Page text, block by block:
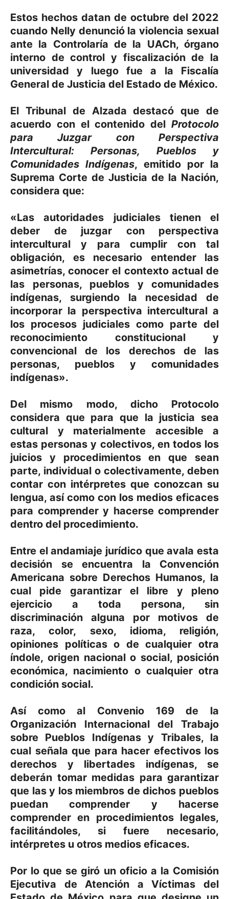
Estos hechos datan de octubre del 2022
cuando Nelly denunció la violencia sexual
ante la Controlaría de la UACh, órgano
interno de control y fiscalización de la
universidad y luego fue a la Fiscalía
General de Justicia del Estado de México.
El Tribunal de Alzada destacó que de
acuerdo con el contenido del Protocolo
para Juzgar con Perspectiva
Intercultural: Personas, Pueblos y
Comunidades Indígenas, emitido por la
Suprema Corte de Justicia de la Nación,
considera que:
«Las autoridades judiciales tienen el
deber de juzgar con perspectiva
intercultural y para cumplir con tal
obligación, es necesario entender las
asimetrías, conocer el contexto actual de
las personas, pueblos y comunidades
indígenas, surgiendo la necesidad de
incorporar la perspectiva intercultural a
los procesos judiciales como parte del
reconocimiento constitucional y
convencional de los derechos de las
personas, pueblos y comunidades
indígenas».
Del mismo modo, dicho Protocolo
considera que para que la justicia sea
cultural y materialmente accesible a
estas personas y colectivos, en todos los
juicios y procedimientos en que sean
parte, individual o colectivamente, deben
contar con intérpretes que conozcan su
lengua, así como con los medios eficaces
para comprender y hacerse comprender
dentro del procedimiento.
Entre el andamiaje jurídico que avala esta
decisión se encuentra la Convención
Americana sobre Derechos Humanos, la
cual pide garantizar el libre y pleno
ejercicio a toda persona, sin
discriminación alguna por motivos de
raza, color, sexo, idioma, religión,
opiniones políticas o de cualquier otra
índole, origen nacional o social, posición
económica, nacimiento o cualquier otra
condición social.
Así como al Convenio 169 de la
Organización Internacional del Trabajo
sobre Pueblos Indígenas y Tribales, la
cual señala que para hacer efectivos los
derechos y libertades indígenas, se
deberán tomar medidas para garantizar
que las y los miembros de dichos pueblos
puedan comprender y hacerse
comprender en procedimientos legales,
facilitándoles, si fuere necesario,
intérpretes u otros medios eficaces.
Por lo que se giró un oficio a la Comisión
Ejecutiva de Atención a Víctimas del